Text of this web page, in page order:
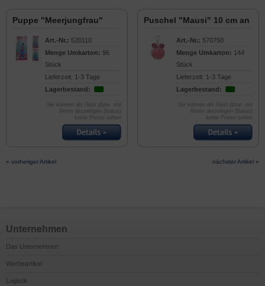
Puppe "Meerjungfrau"
Art.-Nr.: 520110
Menge Umkarton: 96
Stück
Lieferzeit: 1-3 Tage
Lagerbestand:
Sie können als Gast (bzw. mit
Ihrem derzeitigen Status)
keine Preise sehen
Puschel "Mausi" 10 cm an SK
Art.-Nr.: 570750
Menge Umkarton: 144
Stück
Lieferzeit: 1-3 Tage
Lagerbestand:
Sie können als Gast (bzw. mit
Ihrem derzeitigen Status)
keine Preise sehen
« vorheriger Artikel nächster Artikel »
Unternehmen
Das Unternehmen
Werbeartikel
Logistik